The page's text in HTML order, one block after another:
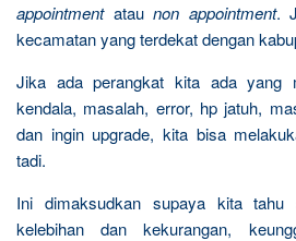
appointmentataunon appointment.
kecamatan yang terdekat dengan
Jika ada perangkat kita ada yang
kendala, masalah, error, hp jatuh,
dan ingin upgrade, kita bisa
tadi.
Ini dimaksudkan supaya kita tahu
kelebihan dan kekurangan,